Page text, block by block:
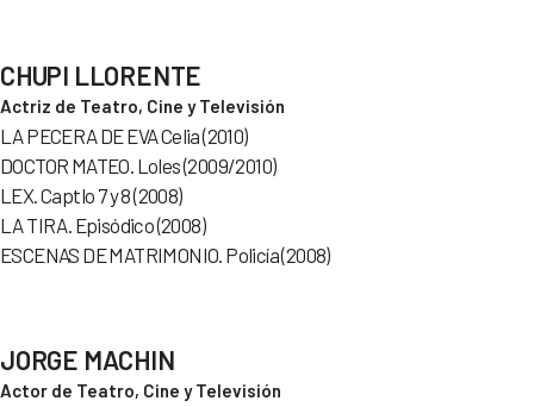
CHUPI LLORENTE
Actriz de Teatro, Cine y Televisión
LA PECERA DE EVA Celia (2010)
DOCTOR MATEO. Loles (2009/2010)
LEX. Captlo 7 y 8 (2008)
LA TIRA. Episódico (2008)
ESCENAS DE MATRIMONIO. Policía (2008)
JORGE MACHIN
Actor de Teatro, Cine y Televisión